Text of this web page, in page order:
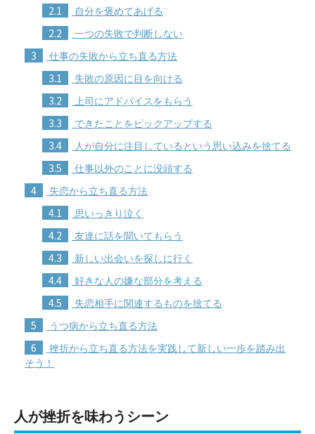
2.1 自分を褒めてあげる
2.2 一つの失敗で判断しない
3 仕事の失敗から立ち直る方法
3.1 失敗の原因に目を向ける
3.2 上司にアドバイスをもらう
3.3 できたことをピックアップする
3.4 人が自分に注目しているという思い込みを捨てる
3.5 仕事以外のことに没頭する
4 失恋から立ち直る方法
4.1 思いっきり泣く
4.2 友達に話を聞いてもらう
4.3 新しい出会いを探しに行く
4.4 好きな人の嫌な部分を考える
4.5 失恋相手に関連するものを捨てる
5 うつ病から立ち直る方法
6
挫折から立ち直る方法を実践して新しい一歩を踏み出
そう！
人が挫折を味わうシーン